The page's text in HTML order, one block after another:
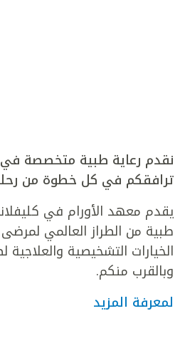
نقدم رعاية طبية متخصصة في
ترافقكم في كل خطوة من
يقدم معهد الأورام في
طبية من الطراز العالمي
الخيارات التشخيصية
وبالقرب منكم.
لمعرفة المزيد